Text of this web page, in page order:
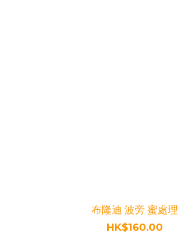
布隆迪 波旁 蜜處理
HK$160.00